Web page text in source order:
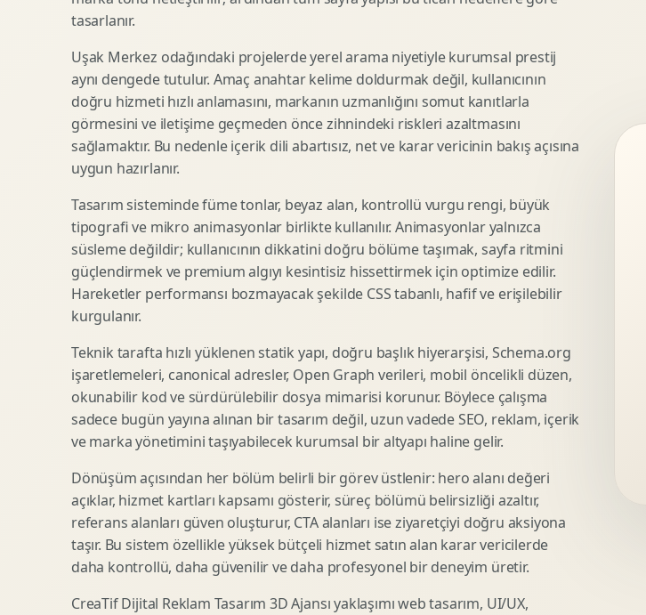
SEO Icerik Stratejisi
Schema Markup Optimizasyonu 3D Lansman Filmi Teknik Modelleme
Premium Ambalaj Tasarimi
Etiket Tasarimi
Kutu Tasarimi
Raf Gorunurlugu
Gida Ambalaj Tasarimi
Kozmetik Ambalaj Tasarimi
E Ticaret Kutu Tasarimi
Ambalaj Mockup Tasarimi
Afis Tasarimi
Brosur Tasarimi
Sunum Tasarimi
Katalog Tasarimi
Infografik Tasarimi
Fuaye Gorsel Tasarimi
Kurumsal Ilan Tasarimi
Marka Stratejisi
Marka Konumlandirma
Rekabet Analizi
Hedef Kitle Analizi
Marka Mimarisi
Deger Onerisi Tasarimi
Pazara Giris Stratejisi
Shopify Tasarim
Woocommerce Tasarim
Eticaret UX Optimizasyonu
Kategori Sayfasi Tasarimi
Sepet Odeme UX
Eticaret SEO Altyapisi
Lead Generation Landing Page
Reklam Landing Page
Webinar Landing Page
App Landing Page
Form Optimizasyonu
Sales Page Tasarimi
Display Banner Tasarimi
Video Reklam Kreatifi
Outdoor Reklam Tasarimi
Performans Kreatif Seti
Story Reklam Tasarimi
Statik Reklam Gorseli
Motion Banner Tasarimi
tasarlanır.
Uşak Merkez odağındaki projelerde yerel arama niyetiyle kurumsal prestij
aynı dengede tutulur. Amaç anahtar kelime doldurmak değil, kullanıcının
doğru hizmeti hızlı anlamasını, markanın uzmanlığını somut kanıtlarla
görmesini ve iletişime geçmeden önce zihnindeki riskleri azaltmasını
sağlamaktır. Bu nedenle içerik dili abartısız, net ve karar vericinin bakış açısına
uygun hazırlanır.
Tasarım sisteminde füme tonlar, beyaz alan, kontrollü vurgu rengi, büyük
tipografi ve mikro animasyonlar birlikte kullanılır. Animasyonlar yalnızca
süsleme değildir; kullanıcının dikkatini doğru bölüme taşımak, sayfa ritmini
güçlendirmek ve premium algıyı kesintisiz hissettirmek için optimize edilir.
Hareketler performansı bozmayacak şekilde CSS tabanlı, hafif ve erişilebilir
kurgulanır.
Teknik tarafta hızlı yüklenen statik yapı, doğru başlık hiyerarşisi, Schema.org
işaretlemeleri, canonical adresler, Open Graph verileri, mobil öncelikli düzen,
okunabilir kod ve sürdürülebilir dosya mimarisi korunur. Böylece çalışma
sadece bugün yayına alınan bir tasarım değil, uzun vadede SEO, reklam, içerik
ve marka yönetimini taşıyabilecek kurumsal bir altyapı haline gelir.
Dönüşüm açısından her bölüm belirli bir görev üstlenir: hero alanı değeri
açıklar, hizmet kartları kapsamı gösterir, süreç bölümü belirsizliği azaltır,
referans alanları güven oluşturur, CTA alanları ise ziyaretçiyi doğru aksiyona
taşır. Bu sistem özellikle yüksek bütçeli hizmet satın alan karar vericilerde
daha kontrollü, daha güvenilir ve daha profesyonel bir deneyim üretir.
CreaTif Dijital Reklam Tasarım 3D Ajansı yaklaşımı web tasarım, UI/UX,